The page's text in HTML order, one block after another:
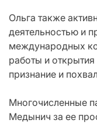
Ольга также
деятельностью и
международных
работы и открытия
признание и
Многочисленные
Медынич за ее